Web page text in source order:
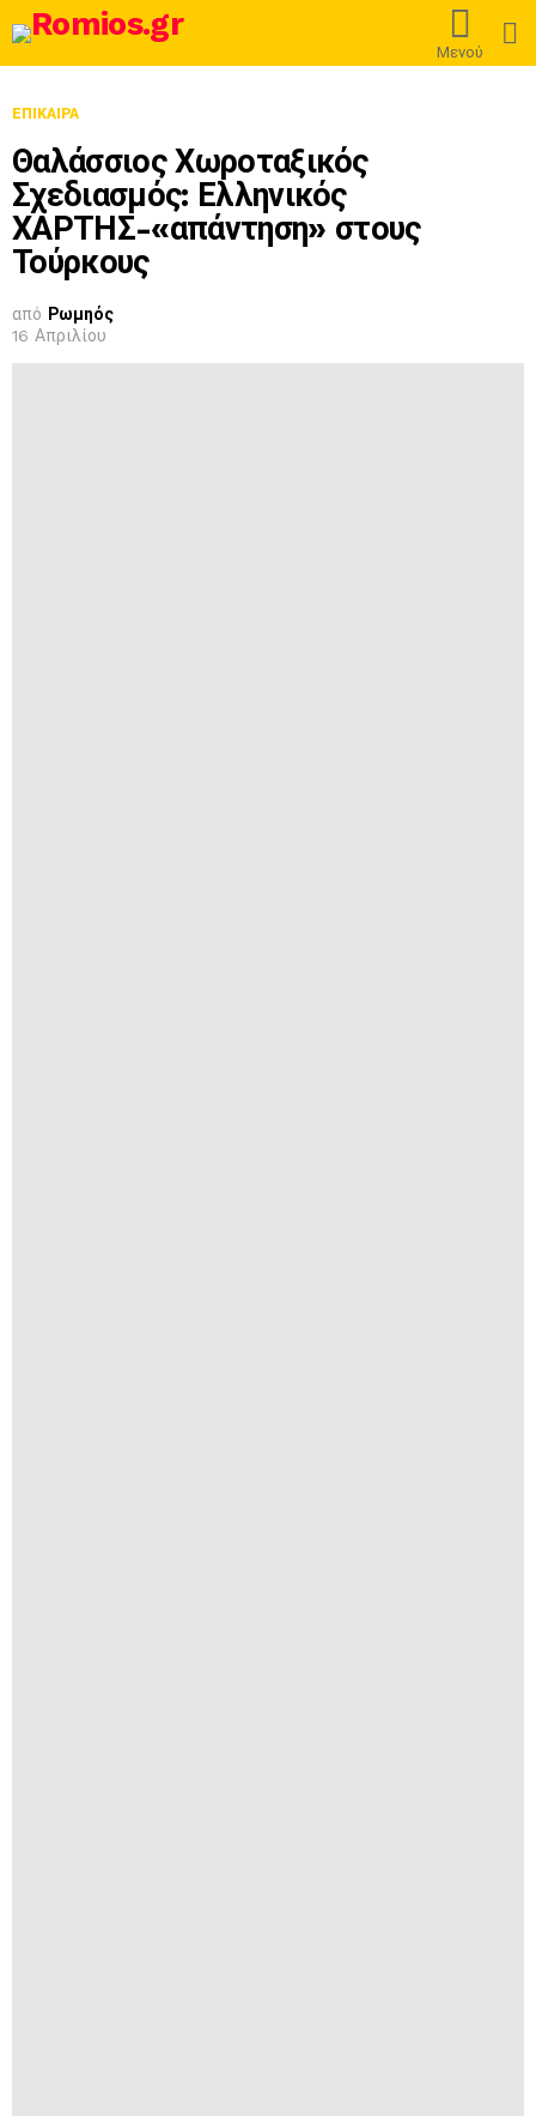
Μενού
ΕΠΊΚΑΙΡΑ
Θαλάσσιος Χωροταξικός
Σχεδιασμός: Ελληνικός
ΧΑΡΤΗΣ-«απάντηση» στους
Τούρκους
από Ρωμηός
16 Απριλίου